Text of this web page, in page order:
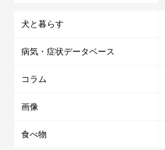
犬と暮らす
病気・症状データベース
コラム
画像
食べ物